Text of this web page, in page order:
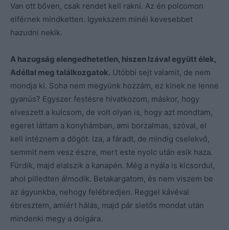
Van ott bőven, csak rendet kell rakni. Az én polcomon
elférnek mindketten. Igyekszem minél kevesebbet
hazudni nekik.
A hazugság elengedhetetlen, hiszen Izával együtt élek,
Adéllal meg találkozgatok. Utóbbi sejt valamit, de nem
mondja ki. Soha nem megyünk hozzám, ez kinek ne lenne
gyanús? Egyszer festésre hivatkozom, máskor, hogy
elveszett a kulcsom, de volt olyan is, hogy azt mondtam,
egeret láttam a konyhámban, ami borzalmas, szóval, el
kell intéznem a dögöt. Iza, a fáradt, de mindig cselekvő,
semmit nem vesz észre, mert este nyolc után esik haza.
Fürdik, majd elalszik a kanapén. Még a nyála is kicsordul,
ahol pilledten álmodik. Betakargatom, és nem viszem be
az ágyunkba, nehogy felébredjen. Reggel kávéval
ébresztem, amiért hálás, majd pár sietős mondat után
mindenki megy a dolgára.